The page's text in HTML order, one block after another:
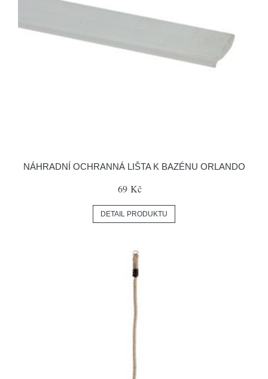
NÁHRADNÍ OCHRANNÁ LIŠTA K BAZÉNU ORLANDO
69 Kč
DETAIL PRODUKTU